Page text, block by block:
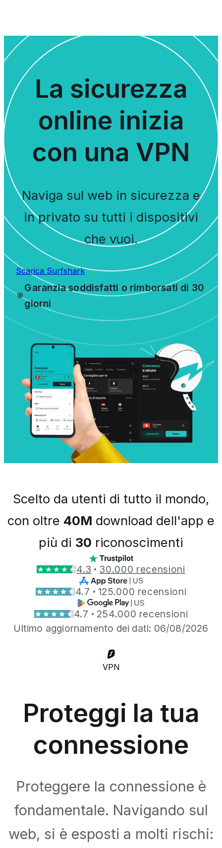
La sicurezza
online inizia
con una VPN
Naviga sul web in sicurezza e
in privato su tutti i dispositivi
che vuoi.
Scarica Surfshark
Garanzia soddisfatti o rimborsati di 30
giorni
Scelto da utenti di tutto il mondo,
con oltre 40M download dell'app e
più di 30 riconoscimenti
4.3
30.000 recensioni
4.7
125.000 recensioni
4.7
254.000 recensioni
Ultimo aggiornamento dei dati: 06/08/2026
VPN
Proteggi la tua
connessione
Proteggere la connessione è
fondamentale. Navigando sul
web, si è esposti a molti rischi: